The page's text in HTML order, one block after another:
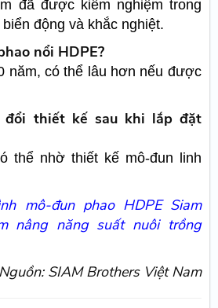
đã được kiểm nghiệm trong
động và khắc nghiệt.
nổi HDPE?
năm, có thể lâu hơn nếu được
đổi thiết kế sau khi lắp đặt
thể nhờ thiết kế mô-đun linh
mô-đun phao HDPE Siam
nâng năng suất nuôi trồng
Nguồn: SIAM Brothers Việt Nam